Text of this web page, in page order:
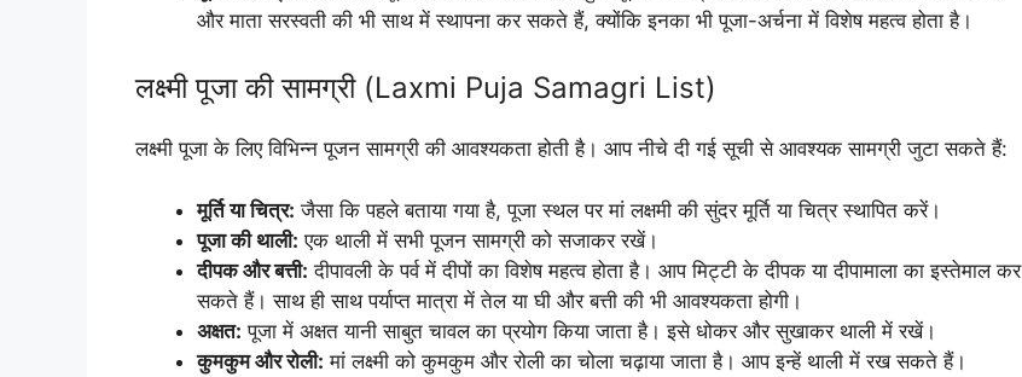
और माता सरस्वती की भी साथ में स्थापना कर सकते हैं, क्योंकि इनका भी पूजा-अर्चना में विशेष महत्व होता है।
लक्ष्मी पूजा की सामग्री (Laxmi Puja Samagri List)
लक्ष्मी पूजा के लिए विभिन्न पूजन सामग्री की आवश्यकता होती है। आप नीचे दी गई सूची से आवश्यक सामग्री जुटा सकते हैं:
मूर्ति या चित्र: जैसा कि पहले बताया गया है, पूजा स्थल पर मां लक्षमी की सुंदर मूर्ति या चित्र स्थापित करें।
पूजा की थाली: एक थाली में सभी पूजन सामग्री को सजाकर रखें।
दीपक और बत्ती: दीपावली के पर्व में दीपों का विशेष महत्व होता है। आप मिट्टी के दीपक या दीपामाला का इस्तेमाल कर
सकते हैं। साथ ही साथ पर्याप्त मात्रा में तेल या घी और बत्ती की भी आवश्यकता होगी।
अक्षत: पूजा में अक्षत यानी साबुत चावल का प्रयोग किया जाता है। इसे धोकर और सुखाकर थाली में रखें।
कुमकुम और रोली: मां लक्ष्मी को कुमकुम और रोली का चोला चढ़ाया जाता है। आप इन्हें थाली में रख सकते हैं।